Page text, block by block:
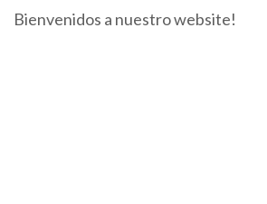
Bienvenidos a nuestro website!